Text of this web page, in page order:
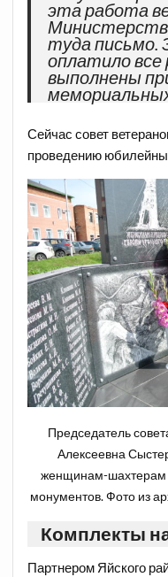
эта работа
туда
оплатило
выполнены
Сейчас совет
проведению
Председатель
Алексеевна
женщинам-шахтерам
монументов. Фото из
Комплекты
Партнером Яйского